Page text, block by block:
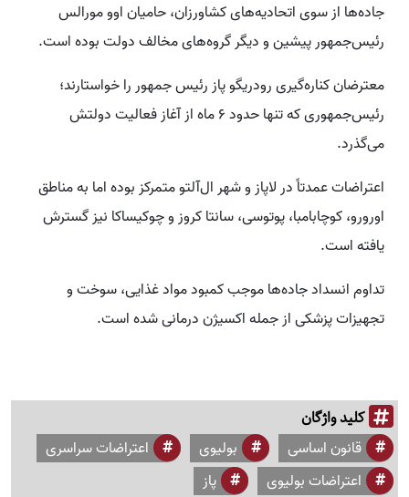
جاده‌ها از سوی اتحادیه‌های کشاورزان، حامیان اوو مورالس
رئیس‌جمهور پیشین و دیگر گروه‌های مخالف دولت بوده است.
معترضان کناره‌گیری رودریگو پاز رئیس جمهور را خواستارند؛
رئیس‌جمهوری که تنها حدود ۶ ماه از آغاز فعالیت دولتش
می‌گذرد.
اعتراضات عمدتاً در لاپاز و شهر ال‌آلتو متمرکز بوده اما به مناطق
اورورو، کوچابامبا، پوتوسی، سانتا کروز و چوکیساکا نیز گسترش
یافته است.
تداوم انسداد جاده‌ها موجب کمبود مواد غذایی، سوخت و
تجهیزات پزشکی از جمله اکسیژن درمانی شده است.
کلید واژگان
قانون اساسی بولیوی
اعتراضات سراسری
اعتراضات بولیوی
پاز